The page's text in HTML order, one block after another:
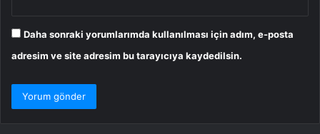
Daha sonraki yorumlarımda kullanılması için adım, e-posta
adresim ve site adresim bu tarayıcıya kaydedilsin.